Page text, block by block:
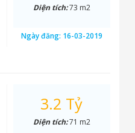
Diện tích:73 m2
Ngày đăng: 16-03-2019
3.2 Tỷ
Diện tích:71 m2